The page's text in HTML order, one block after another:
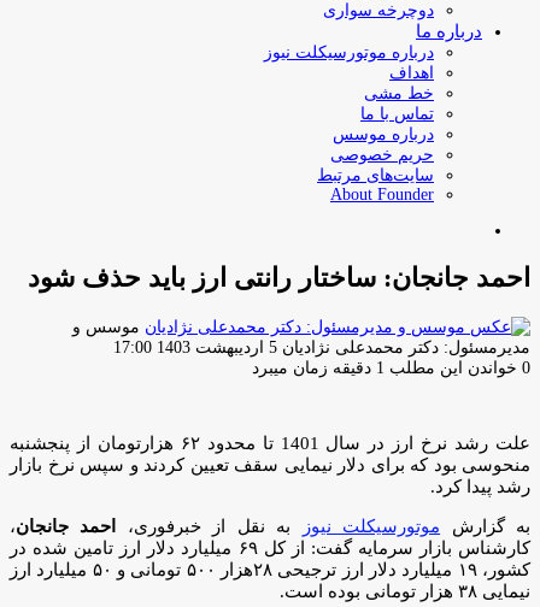
دوچرخه سواری
درباره ما
درباره موتورسیکلت نیوز
اهداف
خط مشی
تماس با ما
درباره موسس
حریم خصوصی
سایت‌های مرتبط
About Founder
احمد جانجان: ساختار رانتی ارز باید حذف شود
موسس و
مدیرمسئول: دکتر محمدعلی نژادیان ارسال
ایمیل
5 اردیبهشت 1403 17:00
0 خواندن این مطلب 1 دقیقه زمان میبرد
علت رشد نرخ ارز در سال 1401 تا محدود ۶۲ هزارتومان از پنجشنبه
منحوسی بود که برای دلار نیمایی سقف تعیین کردند و سپس نرخ بازار
رشد پیدا کرد.
به گزارش موتورسیکلت نیوز به نقل از خبرفوری، احمد جانجان،
کارشناس بازار سرمایه گفت: از کل ۶۹ میلیارد دلار ارز تامین شده در
کشور، ۱۹ میلیارد دلار ارز ترجیحی ۲۸هزار ۵۰۰ تومانی و ۵۰ میلیارد ارز
نیمایی ۳۸ هزار تومانی بوده است.